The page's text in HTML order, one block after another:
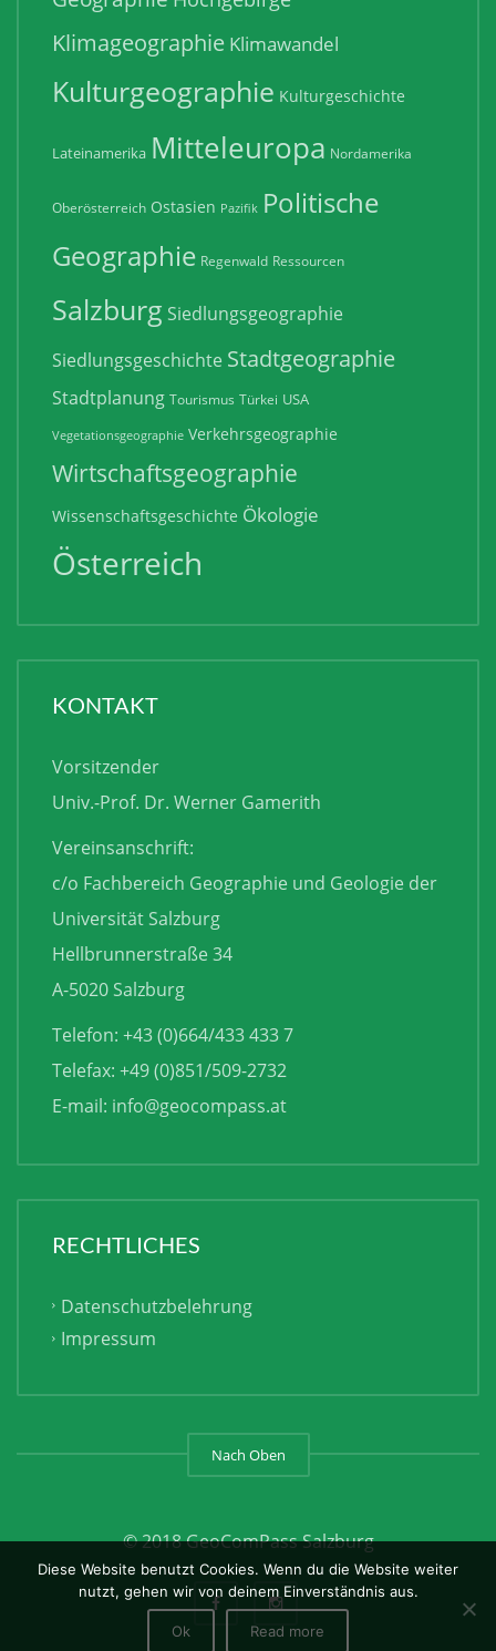
Klimageographie Klimawandel
Kulturgeographie Kulturgeschichte
Lateinamerika Mitteleuropa Nordamerika
Oberösterreich Ostasien Pazifik Politische
Geographie Regenwald Ressourcen
Salzburg Siedlungsgeographie
Siedlungsgeschichte Stadtgeographie
Stadtplanung Tourismus Türkei USA
Vegetationsgeographie Verkehrsgeographie
Wirtschaftsgeographie
Wissenschaftsgeschichte Ökologie
Österreich
KONTAKT
Vorsitzender
Univ.-Prof. Dr. Werner Gamerith
Vereinsanschrift:
c/o Fachbereich Geographie und Geologie der
Universität Salzburg
Hellbrunnerstraße 34
A-5020 Salzburg
Telefon: +43 (0)664/433 433 7
Telefax: +49 (0)851/509-2732
E-mail: info@geocompass.at
RECHTLICHES
Datenschutzbelehrung
Impressum
Nach Oben
© 2018 GeoComPass Salzburg
Diese Website benutzt Cookies. Wenn du die Website weiter
nutzt, gehen wir von deinem Einverständnis aus.
Ok Read more